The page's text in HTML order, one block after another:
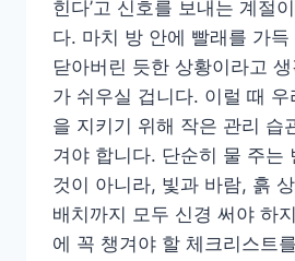
힌다’고 신호를 보내는 계절
다. 마치 방 안에 빨래를 가
닫아버린 듯한 상황이라고
가 쉬우실 겁니다. 이럴 때
을 지키기 위해 작은 관리 습
겨야 합니다. 단순히 물 주는
것이 아니라, 빛과 바람, 흙
배치까지 모두 신경 써야 하
에 꼭 챙겨야 할 체크리스트